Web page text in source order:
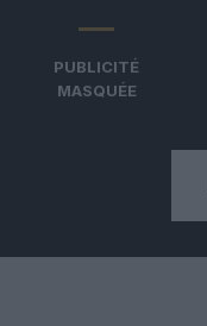
PUBLICITÉ
MASQUÉE